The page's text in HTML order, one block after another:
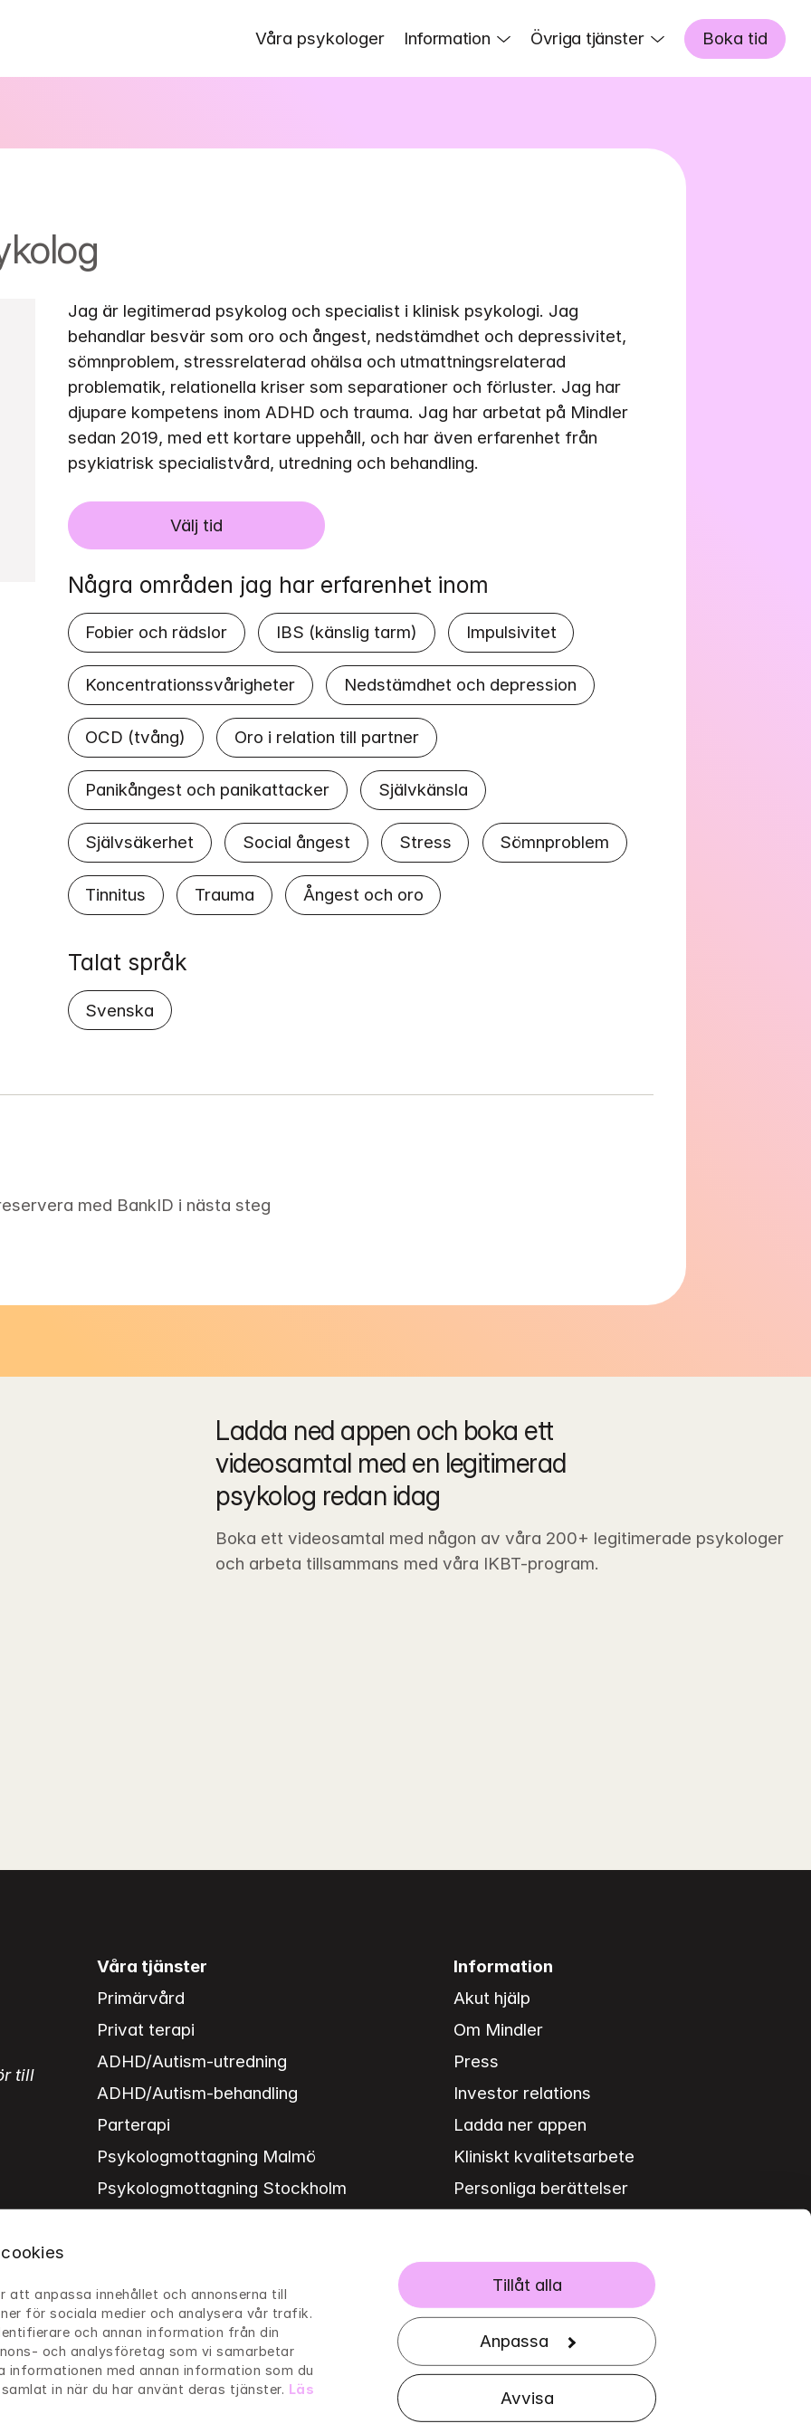
att anpassa innehållet och annonserna till
för sociala medier och analysera vår trafik.
och annan information från din
och analysföretag som vi samarbetar
informationen med annan information som du
in när du har använt deras tjänster. Läs
Tillåt alla
Anpassa
Avvisa
Våra psykologer Information Övriga tjänster Boka tid
Välj tid
Jag är legitimerad psykolog och specialist i klinisk psykologi. Jag
behandlar besvär som oro och ångest, nedstämdhet och depressivitet,
sömnproblem, stressrelaterad ohälsa och utmattningsrelaterad
problematik, relationella kriser som separationer och förluster. Jag har
djupare kompetens inom ADHD och trauma. Jag har arbetat på Mindler
sedan 2019, med ett kortare uppehåll, och har även erfarenhet från
psykiatrisk specialistvård, utredning och behandling.
Några områden jag har erfarenhet inom
Fobier och rädslor IBS (känslig tarm) Impulsivitet
Koncentrationssvårigheter Nedstämdhet och depression
OCD (tvång) Oro i relation till partner
Panikångest och panikattacker Självkänsla
Självsäkerhet Social ångest Stress Sömnproblem
Tinnitus Trauma Ångest och oro
Talat språk
Svenska
med BankID i nästa steg
Ladda ned appen och boka ett
videosamtal med en legitimerad
psykolog redan idag
Boka ett videosamtal med någon av våra 200+ legitimerade psykologer
och arbeta tillsammans med våra IKBT-program.
till
Våra tjänster
Primärvård
Privat terapi
ADHD/Autism-utredning
ADHD/Autism-behandling
Parterapi
Psykologmottagning Malmö
Psykologmottagning Stockholm
Information
Akut hjälp
Om Mindler
Press
Investor relations
Ladda ner appen
Kliniskt kvalitetsarbete
Personliga berättelser